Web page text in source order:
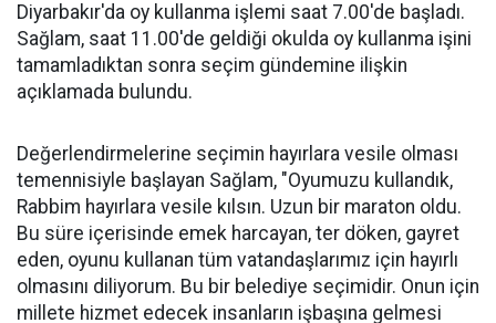
Diyarbakır'da oy kullanma işlemi saat 7.00'de başladı.
Sağlam, saat 11.00'de geldiği okulda oy kullanma işini
tamamladıktan sonra seçim gündemine ilişkin
açıklamada bulundu.
Değerlendirmelerine seçimin hayırlara vesile olması
temennisiyle başlayan Sağlam, "Oyumuzu kullandık,
Rabbim hayırlara vesile kılsın. Uzun bir maraton oldu.
Bu süre içerisinde emek harcayan, ter döken, gayret
eden, oyunu kullanan tüm vatandaşlarımız için hayırlı
olmasını diliyorum. Bu bir belediye seçimidir. Onun için
millete hizmet edecek insanların işbaşına gelmesi